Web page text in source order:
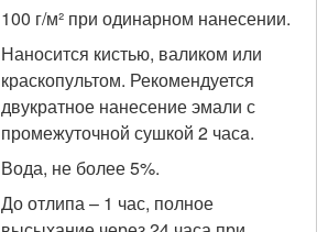
100 г/м² при одинарном нанесении.
Наносится кистью, валиком или
краскопультом. Рекомендуется
двукратное нанесение эмали с
промежуточной сушкой 2 часa.
Вода, не более 5%.
До отлипа – 1 час, полное